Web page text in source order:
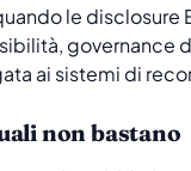
le disclosure
governance
ai sistemi di
non bastano